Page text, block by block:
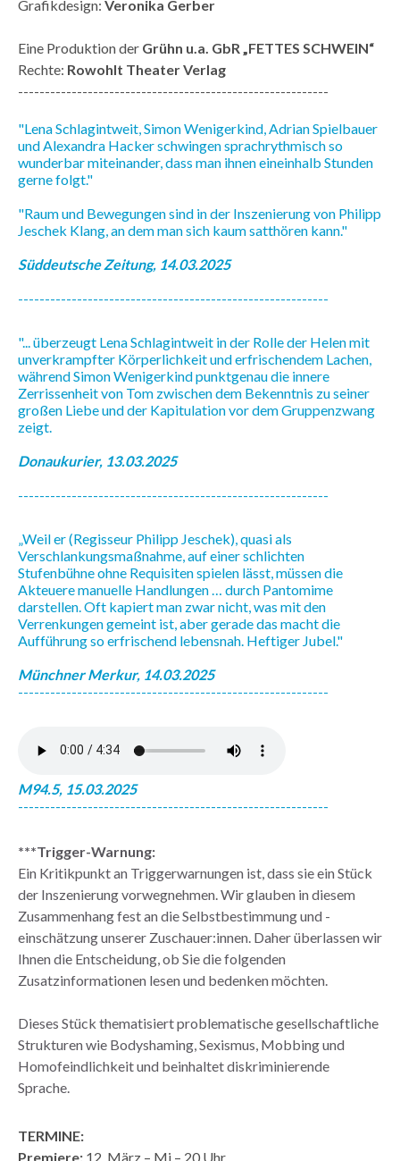
Grafikdesign: Veronika Gerber
Eine Produktion der Grühn u.a. GbR „FETTES SCHWEIN“
Rechte: Rowohlt Theater Verlag
----------------------------------------------------------
"Lena Schlagintweit, Simon Wenigerkind, Adrian Spielbauer
und Alexandra Hacker schwingen sprachrythmisch so
wunderbar miteinander, dass man ihnen eineinhalb Stunden
gerne folgt."
"Raum und Bewegungen sind in der Inszenierung von Philipp
Jeschek Klang, an dem man sich kaum satthören kann."
Süddeutsche Zeitung, 14.03.2025
----------------------------------------------------------
"... überzeugt Lena Schlagintweit in der Rolle der Helen mit
unverkrampfter Körperlichkeit und erfrischendem Lachen,
während Simon Wenigerkind punktgenau die innere
Zerrissenheit von Tom zwischen dem Bekenntnis zu seiner
großen Liebe und der Kapitulation vor dem Gruppenzwang
zeigt.
Donaukurier, 13.03.2025
----------------------------------------------------------
„Weil er (Regisseur Philipp Jeschek), quasi als
Verschlankungsmaßnahme, auf einer schlichten
Stufenbühne ohne Requisiten spielen lässt, müssen die
Akteuere manuelle Handlungen … durch Pantomime
darstellen. Oft kapiert man zwar nicht, was mit den
Verrenkungen gemeint ist, aber gerade das macht die
Aufführung so erfrischend lebensnah. Heftiger Jubel."
Münchner Merkur, 14.03.2025
----------------------------------------------------------
M94.5, 15.03.2025
----------------------------------------------------------
***Trigger-Warnung:
Ein Kritikpunkt an Triggerwarnungen ist, dass sie ein Stück
der Inszenierung vorwegnehmen. Wir glauben in diesem
Zusammenhang fest an die Selbstbestimmung und -
einschätzung unserer Zuschauer:innen. Daher überlassen wir
Ihnen die Entscheidung, ob Sie die folgenden
Zusatzinformationen lesen und bedenken möchten.
Dieses Stück thematisiert problematische gesellschaftliche
Strukturen wie Bodyshaming, Sexismus, Mobbing und
Homofeindlichkeit und beinhaltet diskriminierende
Sprache.
TERMINE:
Premiere: 12. März – Mi – 20 Uhr